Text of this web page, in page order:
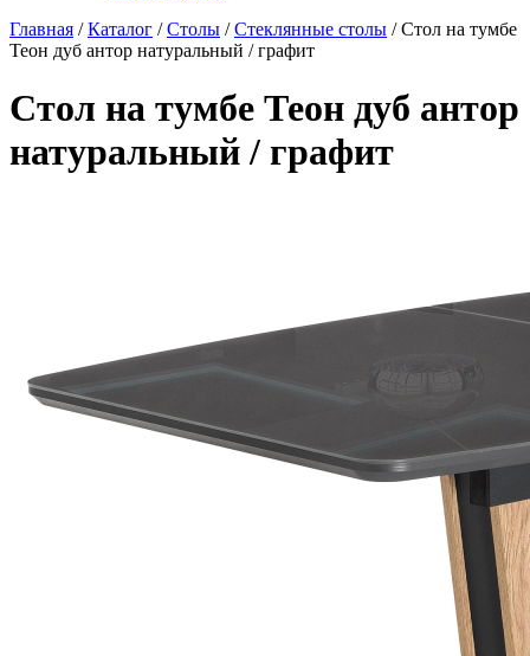
Главная /Каталог /Столы /Стеклянные столы /Стол на тумбе
Теон дуб антор натуральный / графит
Стол на тумбе Теон дуб антор
натуральный / графит